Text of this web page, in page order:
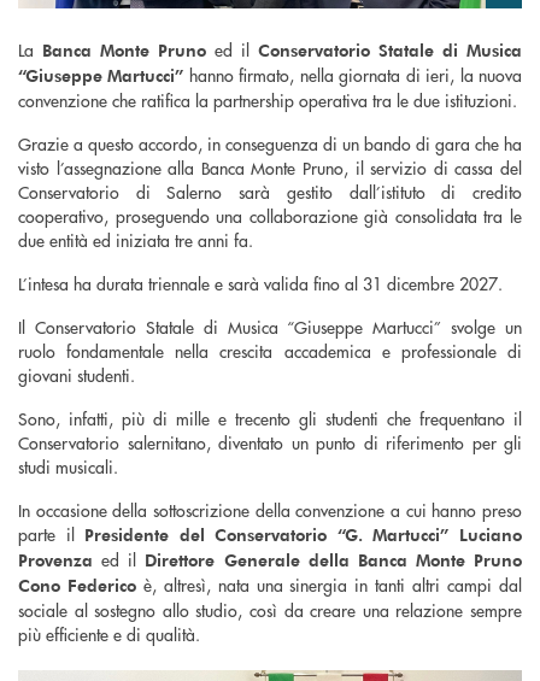
La Banca Monte Pruno ed il Conservatorio Statale di Musica
“Giuseppe Martucci” hanno firmato, nella giornata di ieri, la nuova
convenzione che ratifica la partnership operativa tra le due istituzioni.
Grazie a questo accordo, in conseguenza di un bando di gara che ha
visto l’assegnazione alla Banca Monte Pruno, il servizio di cassa del
Conservatorio di Salerno sarà gestito dall’istituto di credito
cooperativo, proseguendo una collaborazione già consolidata tra le
due entità ed iniziata tre anni fa.
L’intesa ha durata triennale e sarà valida fino al 31 dicembre 2027.
Il Conservatorio Statale di Musica “Giuseppe Martucci” svolge un
ruolo fondamentale nella crescita accademica e professionale di
giovani studenti.
Sono, infatti, più di mille e trecento gli studenti che frequentano il
Conservatorio salernitano, diventato un punto di riferimento per gli
studi musicali.
In occasione della sottoscrizione della convenzione a cui hanno preso
parte il Presidente del Conservatorio “G. Martucci” Luciano
Provenza ed il Direttore Generale della Banca Monte Pruno
Cono Federicoè, altresì, nata una sinergia in tanti altri campi dal
sociale al sostegno allo studio, così da creare una relazione sempre
più efficiente e di qualità.